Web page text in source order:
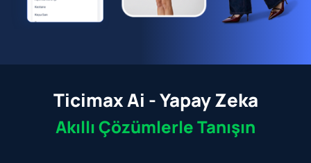
Ticimax Ai - Yapay Zeka
Akıllı Çözümlerle Tanışın